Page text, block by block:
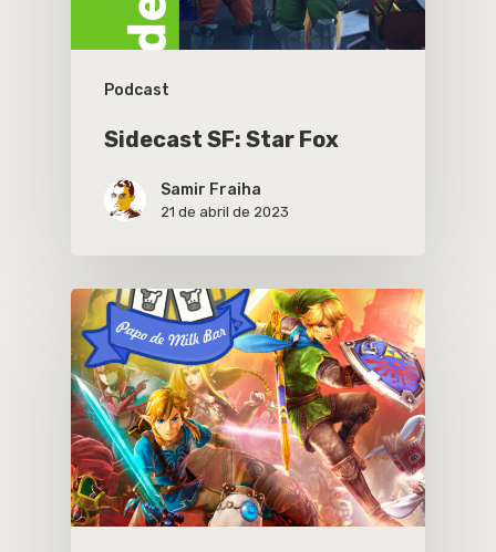
Podcast
Sidecast SF: Star Fox
Samir Fraiha
21 de abril de 2023